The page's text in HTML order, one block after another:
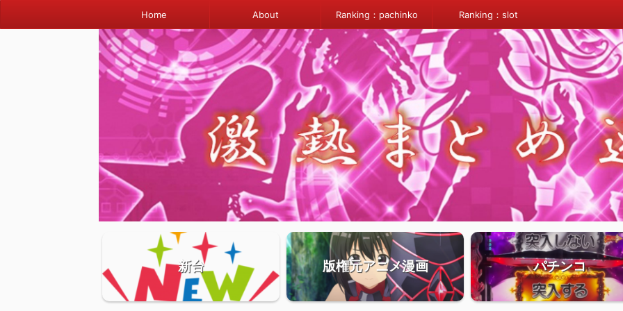
Home About Ranking：pachinko Ranking：slot
新台 版権元アニメ漫画 パチンコ